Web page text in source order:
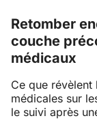
Retomber
couche
médicaux
Ce que révèlent
médicales sur
le suivi après